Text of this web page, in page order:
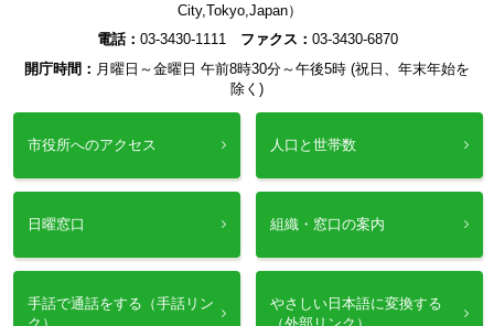
City,Tokyo,Japan）
電話： 03-3430-1111 ファクス： 03-3430-6870
開庁時間： 月曜日～金曜日 午前8時30分～午後5時 (祝日、年末年始を
除く)
市役所へのアクセス 人口と世帯数
日曜窓口 組織・窓口の案内
手話で通話をする（手話リン
ク）
やさしい日本語に変換する
（外部リンク）